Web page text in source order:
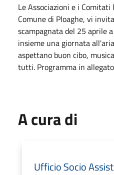
Le Associazioni e i
Comune di Ploaghe, vi
scampagnata del 25 aprile
insieme una giornata
aspettano buon cibo,
tutti. Programma in
A cura di
Ufficio Socio